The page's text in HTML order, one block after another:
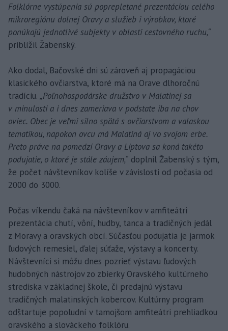
Folklórne vystúpenia sú poprepletané prezentáciou celého
mikroregiónu dolnej Oravy a služieb i výrobkov, ktoré
ponúkajú jednotlivé subjekty v oblasti cestovného ruchu,“
priblížil Žabenský.
Ako dodal, Bačovské dni sú zároveň aj propagáciou
klasického ovčiarstva, ktoré má na Orave dlhoročnú
tradíciu. „Poľnohospodárske družstvo v Malatinej sa
v minulosti a i dnes zameriava v podstate iba na chov
oviec. Obec je veľmi silno spätá s ovčiarstvom a valaskou
tematikou, napokon ovcu má Malatiná aj vo svojom erbe.
Preto práve na pomedzí Oravy a Liptova sa koná takéto
podujatie, o ktoré je stále záujem,“ doplnil Žabenský s tým,
že počet návštevníkov kolíše v závislosti od počasia od
2000 do 3000.
Počas víkendu čaká na návštevníkov v amfiteátri
prezentácia chutí, vôní, hudby, tanca a tradičných jedál
z Moravy a oravských obcí. Súčasťou podujatia je jarmok
ľudových remesiel, ďalej súťaže, výstavy a koncerty.
Návštevníci si môžu dnes pozrieť výstavu ľudových
hudobných nástrojov zo zbierky Oravského kultúrneho
strediska v základnej škole, či predajnú výstavu
tradičných malatinských kobercov. Kultúrny program
odštartuje popoludní v tamojšom amfiteátri prehliadkou
oravského a slováckeho folklóru.